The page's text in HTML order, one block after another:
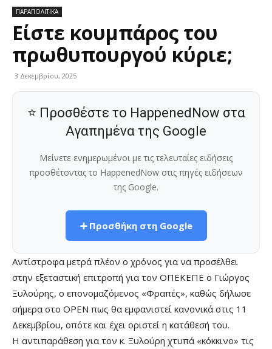
ΠΑΡΑΠΟΛΙΤΙΚΑ
Είστε κουμπάρος του
πρωθυπουργού κύριε;
3 Δεκεμβρίου, 2025
⭐ Προσθέστε το HappenedNow στα
Αγαπημένα της Google
Μείνετε ενημερωμένοι με τις τελευταίες ειδήσεις
προσθέτοντας το HappenedNow στις πηγές ειδήσεων
της Google.
➕ Προσθήκη στη Google
Αντίστροφα μετρά πλέον ο χρόνος για να προσέλθει
στην εξεταστική επιτροπή για τον ΟΠΕΚΕΠΕ ο Γιώργος
Ξυλούρης, ο επονομαζόμενος «Φραπές», καθώς δήλωσε
σήμερα στο OPEN πως θα εμφανιστεί κανονικά στις 11
Δεκεμβρίου, oπότε και έχει οριστεί η κατάθεσή του.
Η αντιπαράθεση για τον κ. Ξυλούρη χτυπά «κόκκινο» τις